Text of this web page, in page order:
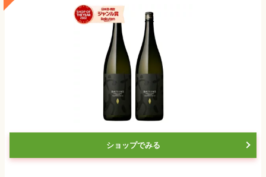
ショップでみる